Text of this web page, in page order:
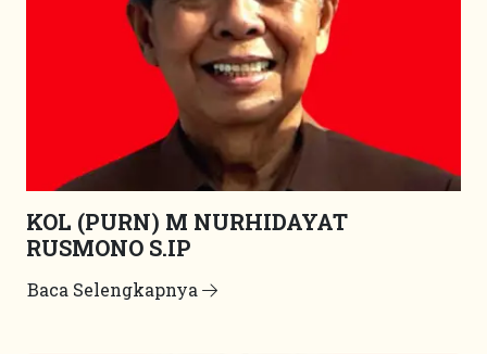
KOL (PURN) M NURHIDAYAT
RUSMONO S.IP
Baca Selengkapnya